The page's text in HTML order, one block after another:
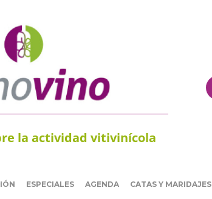
la actividad vitivinícola
ESPECIALES AGENDA CATAS Y MARIDAJES